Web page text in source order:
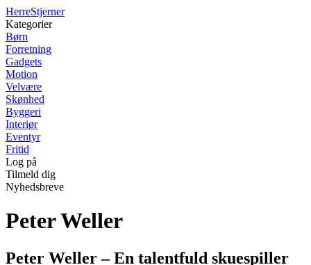
HerreStjerner
Kategorier
Børn
Forretning
Gadgets
Motion
Velvære
Skønhed
Byggeri
Interiør
Eventyr
Fritid
Log på
Tilmeld dig
Nyhedsbreve
Peter Weller
Peter Weller – En talentfuld skuespiller